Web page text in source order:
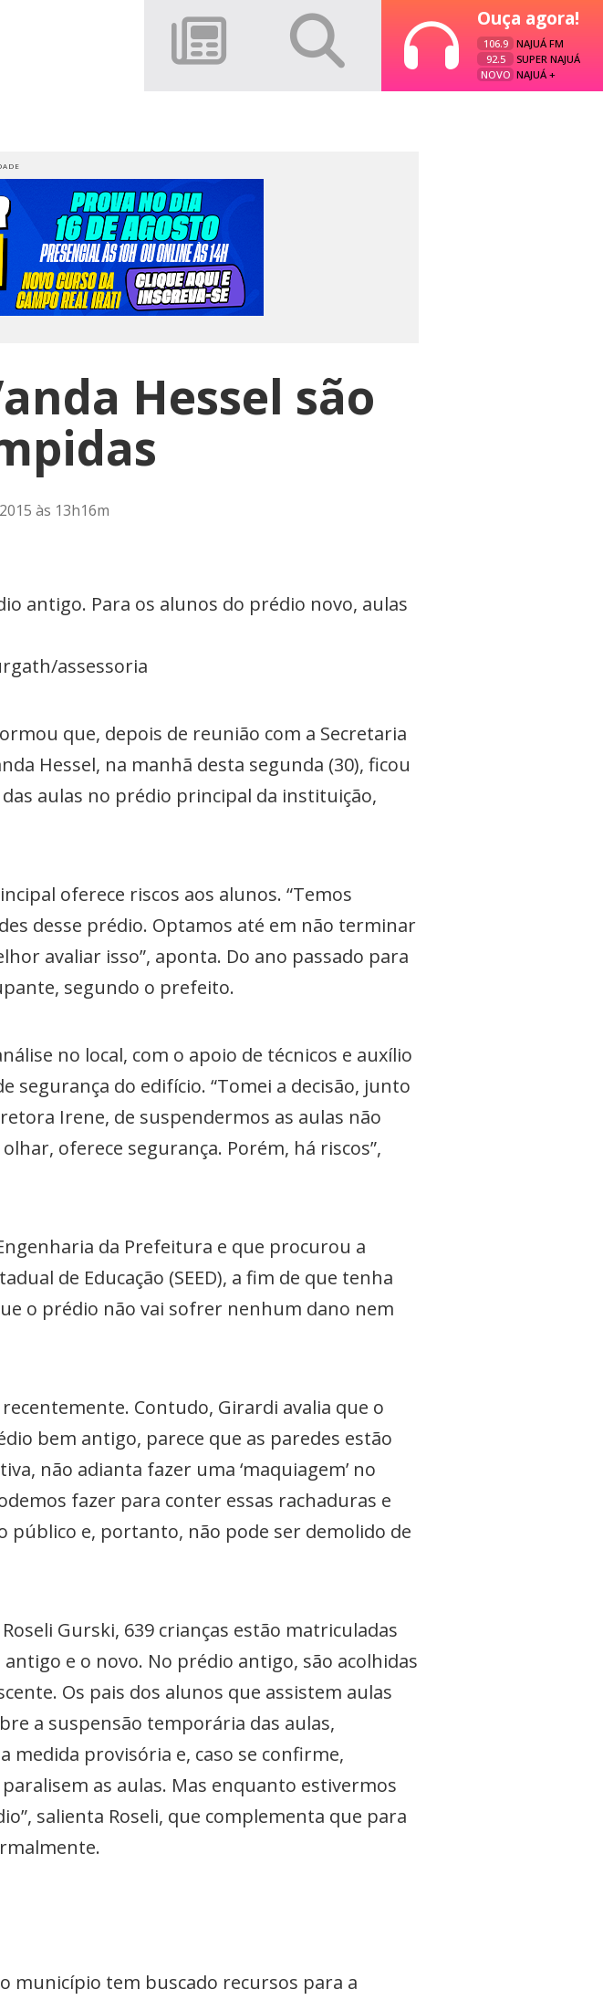
Ouça agora!
106.9
NAJUÁ FM
92.5
SUPER NAJUÁ
NOVO NAJUÁ +
Hessel são
às 13h16m
antigo. Para os alunos do prédio novo, aulas
assessoria
que, depois de reunião com a Secretaria
Hessel, na manhã desta segunda (30), ficou
aulas no prédio principal da instituição,
oferece riscos aos alunos. “Temos
desse prédio. Optamos até em não terminar
avaliar isso”, aponta. Do ano passado para
segundo o prefeito.
no local, com o apoio de técnicos e auxílio
segurança do edifício. “Tomei a decisão, junto
Irene, de suspendermos as aulas não
oferece segurança. Porém, há riscos”,
da Prefeitura e que procurou a
de Educação (SEED), a fim de que tenha
o prédio não vai sofrer nenhum dano nem
Contudo, Girardi avalia que o
bem antigo, parece que as paredes estão
não adianta fazer uma ‘maquiagem’ no
fazer para conter essas rachaduras e
e, portanto, não pode ser demolido de
Gurski, 639 crianças estão matriculadas
e o novo. No prédio antigo, são acolhidas
Os pais dos alunos que assistem aulas
a suspensão temporária das aulas,
medida provisória e, caso se confirme,
as aulas. Mas enquanto estivermos
salienta Roseli, que complementa que para
município tem buscado recursos para a